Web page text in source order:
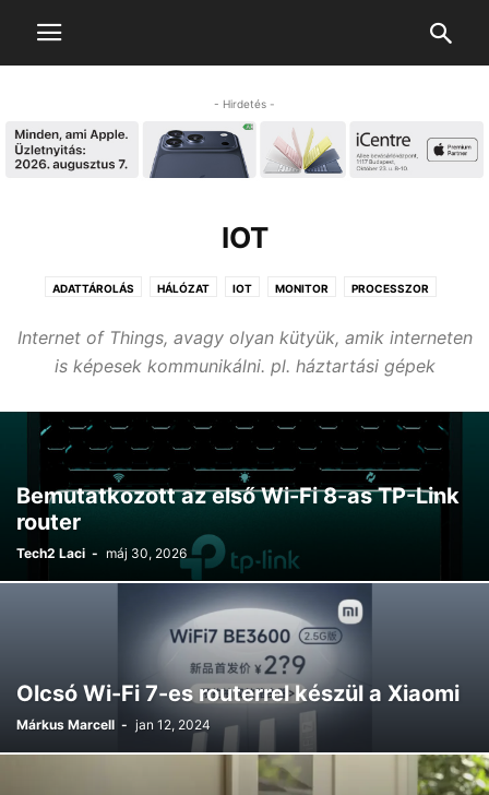
- Hirdetés -
IOT
ADATTÁROLÁS HÁLÓZAT IOT MONITOR PROCESSZOR
Internet of Things, avagy olyan kütyük, amik interneten
is képesek kommunikálni. pl. háztartási gépek
Bemutatkozott az első Wi-Fi 8-as TP-Link
router
Tech2 Laci - máj 30, 2026
Olcsó Wi-Fi 7-es routerrel készül a Xiaomi
Márkus Marcell - jan 12, 2024